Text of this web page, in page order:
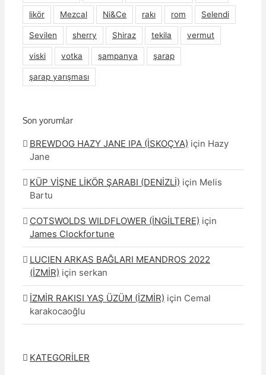
likör Mezcal Ni&Ce rakı rom Selendi
Sevilen sherry Shiraz tekila vermut
viski votka şampanya şarap
şarap yarışması
Son yorumlar
BREWDOG HAZY JANE IPA (İSKOÇYA) için Hazy
Jane
KÜP VİŞNE LİKÖR ŞARABI (DENİZLİ) için Melis
Bartu
COTSWOLDS WILDFLOWER (İNGİLTERE) için
James Clockfortune
LUCIEN ARKAS BAĞLARI MEANDROS 2022
(İZMİR) için serkan
İZMİR RAKISI YAŞ ÜZÜM (İZMİR) için Cemal
karakocaoğlu
KATEGORİLER